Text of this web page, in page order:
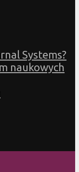
Systems?
naukowych